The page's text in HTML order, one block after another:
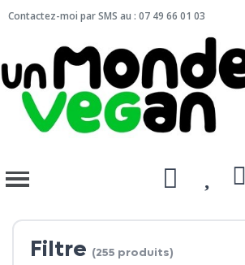
Contactez-moi par SMS au : 07 49 66 01 03
Filtre (255 produits)